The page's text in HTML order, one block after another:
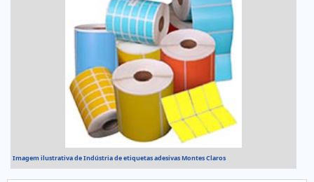
Imagem ilustrativa de Indústria de etiquetas adesivas Montes Claros